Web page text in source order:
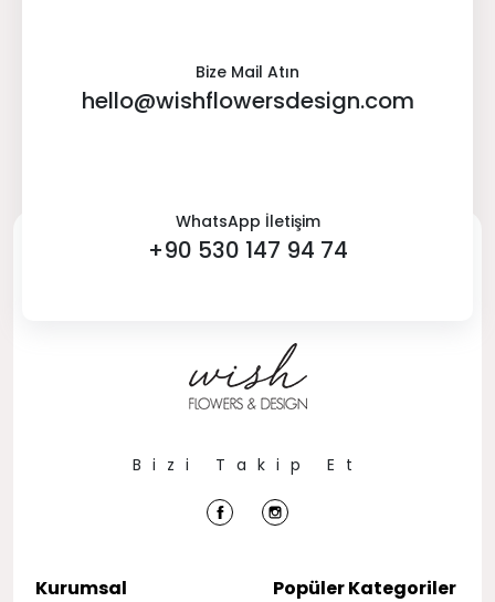
Bize Mail Atın
hello@wishflowersdesign.com
WhatsApp İletişim
+90 530 147 94 74
Kurumsal Popüler Kategoriler
Bizi Takip Et